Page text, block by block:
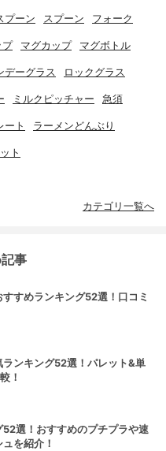
プーン スプーン フォーク
プ マグカップ マグボトル
デーグラス ロックグラス
ミルクピッチャー 急須
ート ラーメンどんぶり
ト
カテゴリ一覧へ
事
すめランキング52選！口コミ
ンキング52選！パレット&単
！
選！おすすめのプチプラや速
を紹介！